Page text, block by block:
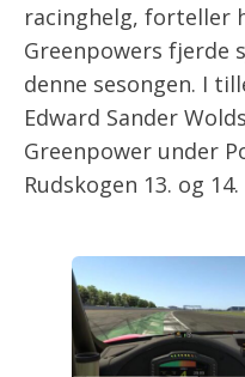
racinghelg, forteller
Greenpowers fjerde
denne sesongen. I
Edward Sander
Greenpower under
Rudskogen 13. og